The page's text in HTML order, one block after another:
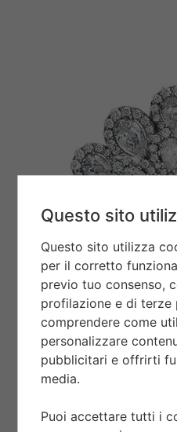
Questo sito
Questo sito utilizza
per il corretto
previo tuo consenso,
profilazione e di terze
comprendere come
personalizzare
pubblicitari e offrirti
media.
Puoi accettare tutti i